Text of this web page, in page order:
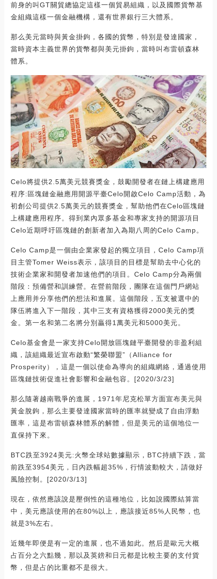
前身的叫GT關貿總協定這樣一個貿易組織，以及國際貨幣基
金組織這樣一個金融機構，還有世界銀行三大體系。
那么美元當時與黃金掛鉤，各國的貨幣，特別是發達國家，
當時資本主義世界的貨幣都與美元掛鉤，當時叫布雷頓森林
體系。
Celo將提供2.5萬美元競賽獎金，鼓勵開發者在鏈上構建應用
程序:區塊鏈金融應用開源平臺Celo開啟Celo Camp活動，為
初創公司提供2.5萬美元的競賽獎金，幫助他們在Celo區塊鏈
上構建應用程序。得到業內眾多基金和專家支持的開源項目
Celo近期呼吁區塊鏈的創新者加入為期八周的Celo Camp。
Celo Camp是一個由企業家發起的獨立項目，Celo Camp項
目主管Tomer Weiss表示，該項目的目標是幫助去中心化的
技術企業家和開發者加速他們的項目。Celo Camp分為兩個
階段：預備營和訓練營。在營前階段，團隊在這個門戶網站
上應用并分享他們的想法和進展。這個階段，五支被選中的
隊伍將進入下一階段，其中三支有資格獲得2000美元的獎
金。第一名和第二名將分別贏得1萬美元和5000美元。
Celo基金會是一家支持Celo開放區塊鏈平臺開發的非盈利組
織，該組織最近宣布啟動“繁榮聯盟”（Alliance for
Prosperity），這是一個以使命為導向的組織網絡，通過使用
區塊鏈技術促進社會影響和金融包容。[2020/3/23]
那么隨著越南戰爭的進展，1971年尼克松單方面宣布美元與
黃金脫鉤，那么主要發達國家當時的匯率就變成了自由浮動
匯率，這是布雷頓森林體系的解體，但是美元的這個地位一
直保持下來。
BTC跌至3924美元:火幣全球站數據顯示，BTC持續下跌，當
前跌至3954美元，日內跌幅超35%，行情波動較大，請做好
風險控制。[2020/3/13]
現在，依然應該說是壓倒性的這種地位，比如說國際結算當
中，美元應該使用的在80%以上，應該接近85%人民幣，也
就是3%左右。
近幾年即便是有一定的進展，也不過如此。然后是歐元大概
占百分之六點幾，那以及英鎊和日元都是比較主要的支付貨
幣，但是占的比重都不是很大。